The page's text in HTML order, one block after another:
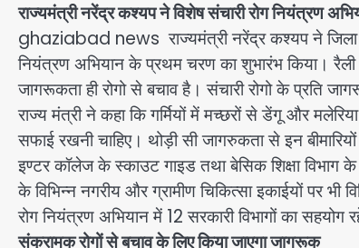
राज्यमंत्री नरेंद्र कश्यप ने विशेष संचारी रोग नियंत्रण
ghaziabad news राज्यमंत्री नरेंद्र कश्यप ने जिला
नियंत्रण अभियान के प्रथम चरण का शुभारंभ किया। रैली
जागरूकता ही रोगो से बचाव है। संचारी रोगो के प्रति
राज्य मंत्री ने कहा कि गर्मियों में मच्छरों से डेंगू और
सफाई रखनी चाहिए। थोड़ी सी जागरुकता से इन
इण्टर कॉलेज के स्काउट गाइड तथा बेसिक शिक्षा विभाग
के विभिन्न नगरीय और ग्रामीण चिकित्सा इकाईयों पर
रोग नियंत्रण अभियान में 12 सरकारी विभागों का सहयोग
संक्रामक रोगों से बचाव के लिए किया जाएगा जागरूक